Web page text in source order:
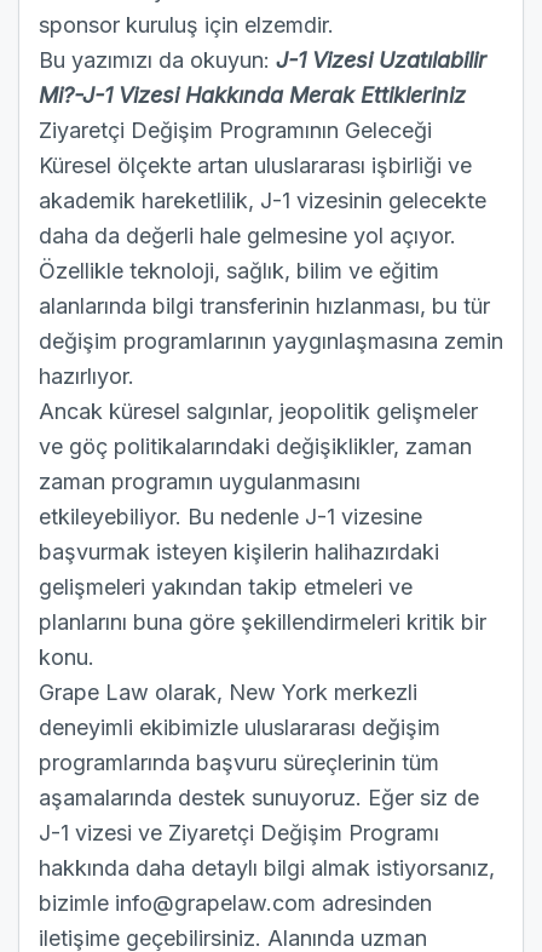
sponsor kuruluş için elzemdir.
Bu yazımızı da okuyun: J-1 Vizesi Uzatılabilir
Mi?-J-1 Vizesi Hakkında Merak Ettikleriniz
Ziyaretçi Değişim Programının Geleceği
Küresel ölçekte artan uluslararası işbirliği ve
akademik hareketlilik, J-1 vizesinin gelecekte
daha da değerli hale gelmesine yol açıyor.
Özellikle teknoloji, sağlık, bilim ve eğitim
alanlarında bilgi transferinin hızlanması, bu tür
değişim programlarının yaygınlaşmasına zemin
hazırlıyor.
Ancak küresel salgınlar, jeopolitik gelişmeler
ve göç politikalarındaki değişiklikler, zaman
zaman programın uygulanmasını
etkileyebiliyor. Bu nedenle J-1 vizesine
başvurmak isteyen kişilerin halihazırdaki
gelişmeleri yakından takip etmeleri ve
planlarını buna göre şekillendirmeleri kritik bir
konu.
Grape Law olarak, New York merkezli
deneyimli ekibimizle uluslararası değişim
programlarında başvuru süreçlerinin tüm
aşamalarında destek sunuyoruz. Eğer siz de
J-1 vizesi ve Ziyaretçi Değişim Programı
hakkında daha detaylı bilgi almak istiyorsanız,
bizimle info@grapelaw.com adresinden
iletişime geçebilirsiniz. Alanında uzman